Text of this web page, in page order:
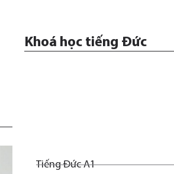
Khoá học tiếng Đức
Tiếng Đức A1